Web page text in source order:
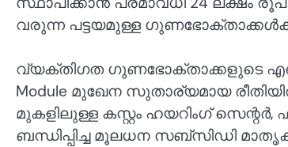
വരുന്ന പട്ടയമുള്ള
വ്യക്തിഗത ഗുണഭോക്താക്കളുടെ എണ്ണം
Module മുഖേന സുതാര്യമായ
മുകളിലുള്ള കസ്റ്റം ഹയറിംഗ് സെന്റർ,
ബന്ധിപ്പിച്ച മൂലധന സബ്‌സിഡി